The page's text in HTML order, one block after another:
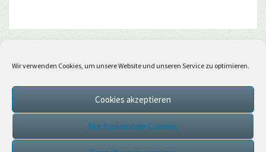
Wir verwenden Cookies, um unsere Website und unseren Service zu optimieren.
Cookies akzeptieren
Nur funktionale Cookies